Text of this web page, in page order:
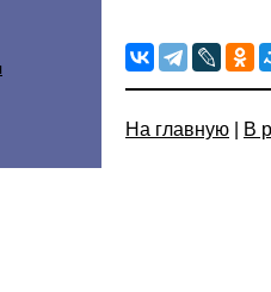
На главную | В